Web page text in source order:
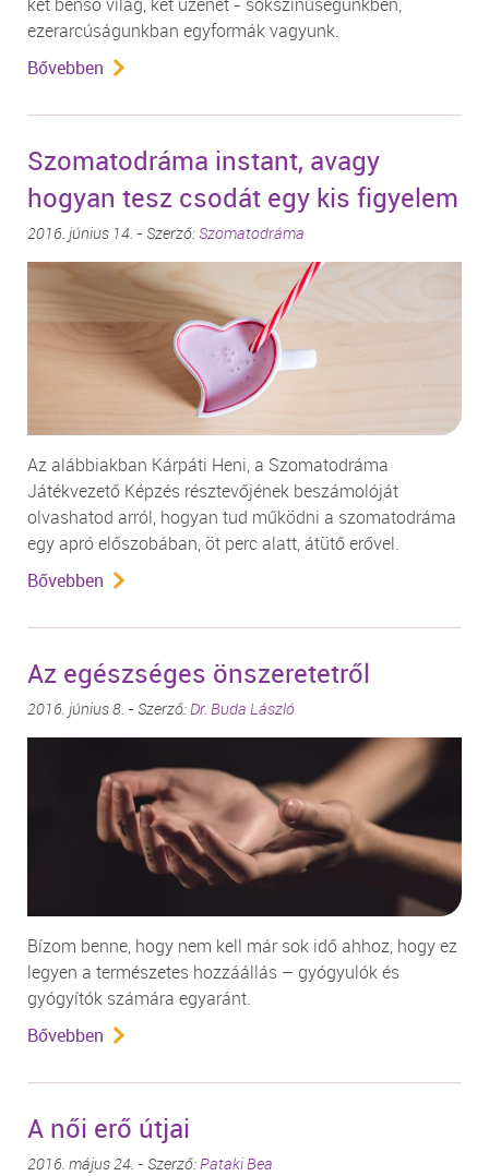
ezerarcúságunkban egyformák vagyunk.
Bővebben
Szomatodráma instant, avagy
hogyan tesz csodát egy kis figyelem
2016. június 14. - Szerző: Szomatodráma
Az alábbiakban Kárpáti Heni, a Szomatodráma
Játékvezető Képzés résztevőjének beszámolóját
olvashatod arról, hogyan tud működni a szomatodráma
egy apró előszobában, öt perc alatt, átütő erővel.
Bővebben
Az egészséges önszeretetről
2016. június 8. - Szerző:Dr. Buda László
Bízom benne, hogy nem kell már sok idő ahhoz, hogy ez
legyen a természetes hozzáállás – gyógyulók és
gyógyítók számára egyaránt.
Bővebben
A női erő útjai
2016. május 24. - Szerző:Pataki Bea